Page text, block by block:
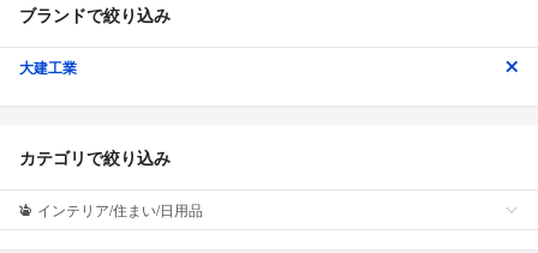
ブランドで絞り込み
大建工業
カテゴリで絞り込み
インテリア/住まい/日用品